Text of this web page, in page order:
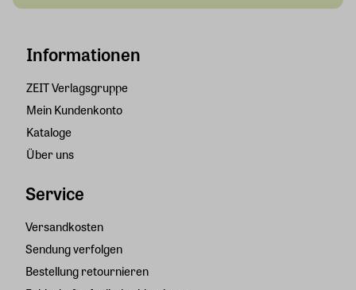
Informationen
ZEIT Verlagsgruppe
Mein Kundenkonto
Kataloge
Über uns
Service
Versandkosten
Sendung verfolgen
Bestellung retournieren